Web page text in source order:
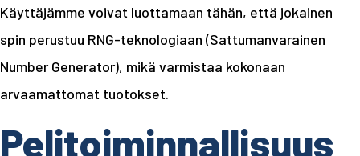
Käyttäjämme voivat luottamaan tähän, että jokainen
spin perustuu RNG-teknologiaan (Sattumanvarainen
Number Generator), mikä varmistaa kokonaan
arvaamattomat tuotokset.
Pelitoiminnallisuus